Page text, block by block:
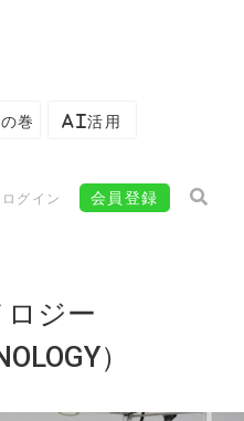
巻 AI活用
ログイン 会員登録
ジー
）